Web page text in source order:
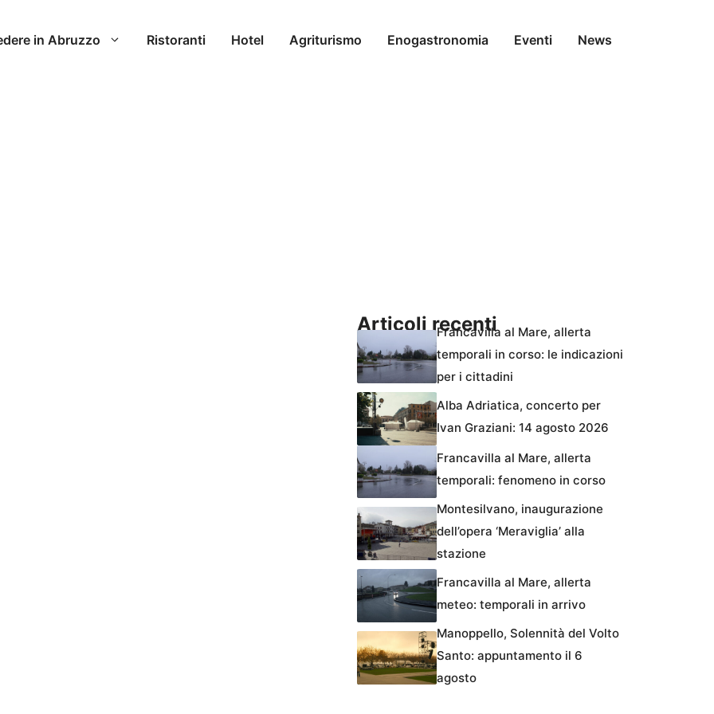
in Abruzzo Ristoranti Hotel Agriturismo Enogastronomia Eventi News
Articoli recentiFrancavilla al Mare, allerta
temporali in corso: le indicazioni
per i cittadini
Alba Adriatica, concerto per
Ivan Graziani: 14 agosto 2026
Francavilla al Mare, allerta
temporali: fenomeno in corso
Montesilvano, inaugurazione
dell’opera ‘Meraviglia’ alla
stazione
Francavilla al Mare, allerta
meteo: temporali in arrivo
Manoppello, Solennità del Volto
Santo: appuntamento il 6
agosto